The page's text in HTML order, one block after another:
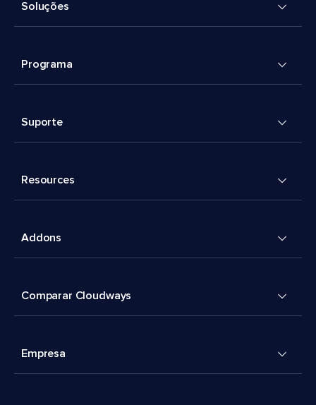
Soluções
Programa
Suporte
Resources
Addons
Comparar Cloudways
Empresa